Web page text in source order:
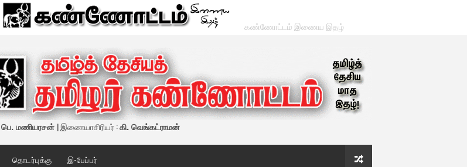
கண்ணோட்டம் இணைய இதழ்
பெ. மணியரசன் | இணையாசிரியர் :கி. வெங்கட்ராமன்
தொடர்புக்கு இ-பேப்பர்